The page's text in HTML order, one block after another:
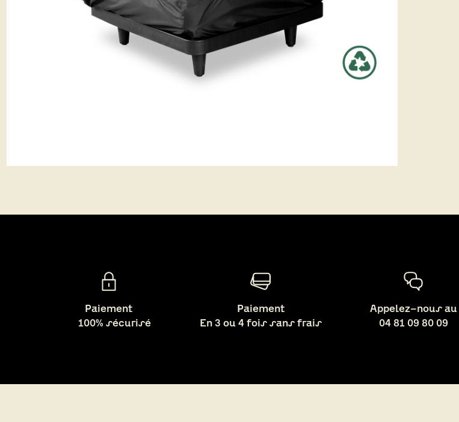
Paiement
100% sécurisé
Paiement
En 3 ou 4 fois sans frais
Appelez-nous au
04 81 09 80 09